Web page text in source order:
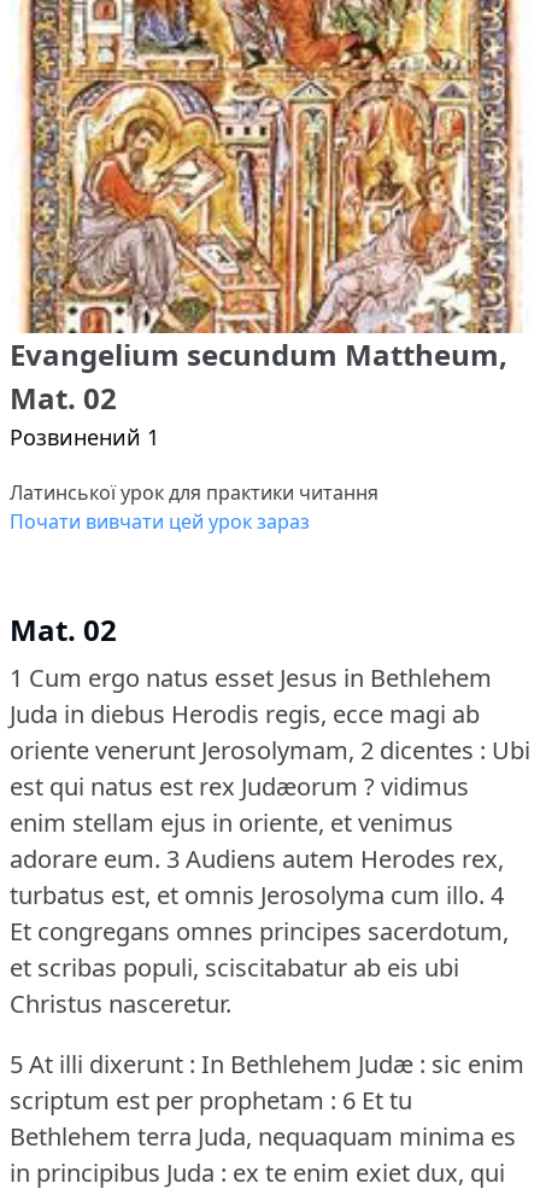
Evangelium secundum Mattheum,
Mat. 02
Розвинений 1
Латинської урок для практики читання
Почати вивчати цей урок зараз
Mat. 02
1 Cum ergo natus esset Jesus in Bethlehem
Juda in diebus Herodis regis, ecce magi ab
oriente venerunt Jerosolymam, 2 dicentes : Ubi
est qui natus est rex Judæorum ?vidimus
enim stellam ejus in oriente, et venimus
adorare eum. 3 Audiens autem Herodes rex,
turbatus est, et omnis Jerosolyma cum illo. 4
Et congregans omnes principes sacerdotum,
et scribas populi, sciscitabatur ab eis ubi
Christus nasceretur.
5 At illi dixerunt : In Bethlehem Judæ : sic enim
scriptum est per prophetam : 6 Et tu
Bethlehem terra Juda, nequaquam minima es
in principibus Juda : ex te enim exiet dux, qui